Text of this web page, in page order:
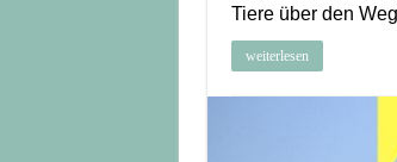
Tiere über den
weiterlesen